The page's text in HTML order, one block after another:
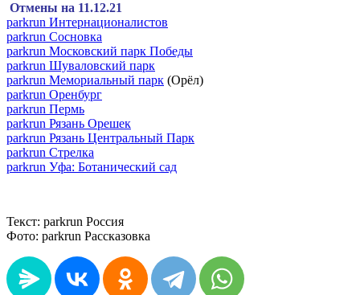
Отмены на 11.12.21
parkrun Интернационалистов
parkrun Сосновка
parkrun Московский парк Победы
parkrun Шуваловский парк
parkrun Мемориальный парк (Орёл)
parkrun Оренбург
parkrun Пермь
parkrun Рязань Орешек
parkrun Рязань Центральный Парк
parkrun Стрелка
parkrun Уфа: Ботанический сад
Текст: parkrun Россия
Фото: parkrun Рассказовка